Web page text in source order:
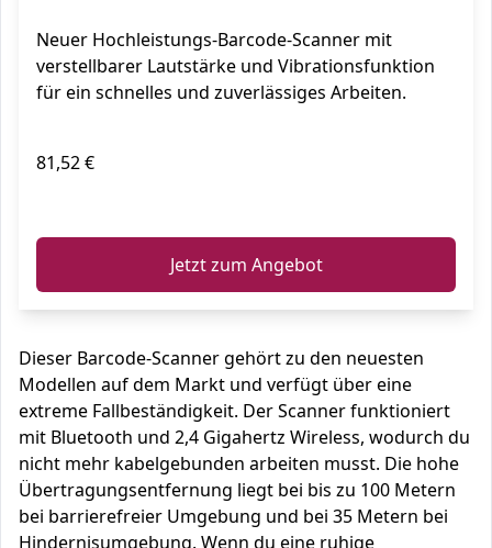
Modell 8100
Neuer Hochleistungs-Barcode-Scanner mit
verstellbarer Lautstärke und Vibrationsfunktion
für ein schnelles und zuverlässiges Arbeiten.
81,52 €
Jetzt zum Angebot
Dieser Barcode-Scanner gehört zu den neuesten
Modellen auf dem Markt und verfügt über eine
extreme Fallbeständigkeit. Der Scanner funktioniert
mit Bluetooth und 2,4 Gigahertz Wireless, wodurch du
nicht mehr kabelgebunden arbeiten musst. Die hohe
Übertragungsentfernung liegt bei bis zu 100 Metern
bei barrierefreier Umgebung und bei 35 Metern bei
Hindernisumgebung. Wenn du eine ruhige